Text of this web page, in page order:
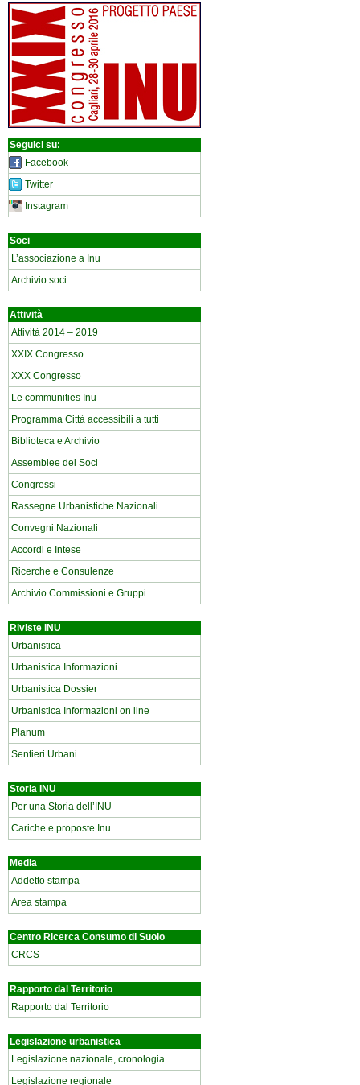
Seguici su:
Facebook
Twitter
Instagram
Soci
L’associazione a Inu
Archivio soci
Attività
Attività 2014 – 2019
XXIX Congresso
XXX Congresso
Le communities Inu
Programma Città accessibili a tutti
Biblioteca e Archivio
Assemblee dei Soci
Congressi
Rassegne Urbanistiche Nazionali
Convegni Nazionali
Accordi e Intese
Ricerche e Consulenze
Archivio Commissioni e Gruppi
Riviste INU
Urbanistica
Urbanistica Informazioni
Urbanistica Dossier
Urbanistica Informazioni on line
Planum
Sentieri Urbani
Storia INU
Per una Storia dell’INU
Cariche e proposte Inu
Media
Addetto stampa
Area stampa
Centro Ricerca Consumo di Suolo
CRCS
Rapporto dal Territorio
Rapporto dal Territorio
Legislazione urbanistica
Legislazione nazionale, cronologia
Legislazione regionale